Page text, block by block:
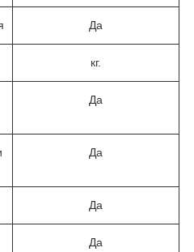
Да
кг.
Да
Да
Да
Да